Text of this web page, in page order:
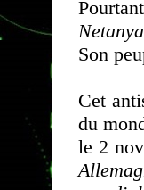
Son
Cet
du
le 2